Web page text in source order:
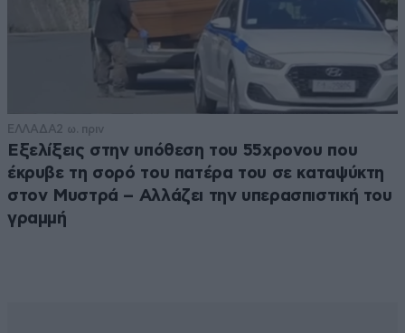
ΕΛΛΑΔΑ2 ω. πριν
Εξελίξεις στην υπόθεση του 55χρονου που
έκρυβε τη σορό του πατέρα του σε καταψύκτη
στον Μυστρά – Αλλάζει την υπερασπιστική του
γραμμή